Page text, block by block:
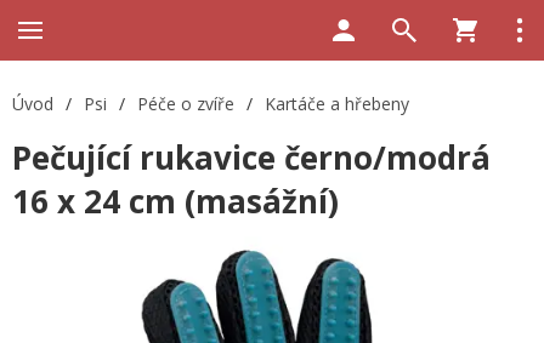
Úvod / Psi / Péče o zvíře / Kartáče a hřebeny
Pečující rukavice černo/modrá
16 x 24 cm (masážní)